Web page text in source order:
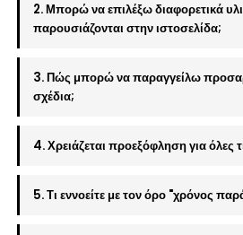
2. Μπορώ να επιλέξω διαφορετικά
παρουσιάζονται στην ιστοσελίδα;
3. Πώς μπορώ να παραγγείλω
σχέδια;
4. Χρειάζεται προεξόφληση για όλες
5. Τι εννοείτε με τον όρο "χρόνος